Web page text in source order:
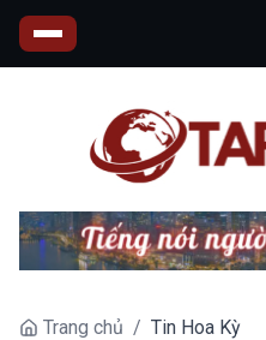
Trang chủ / Tin Hoa Kỳ